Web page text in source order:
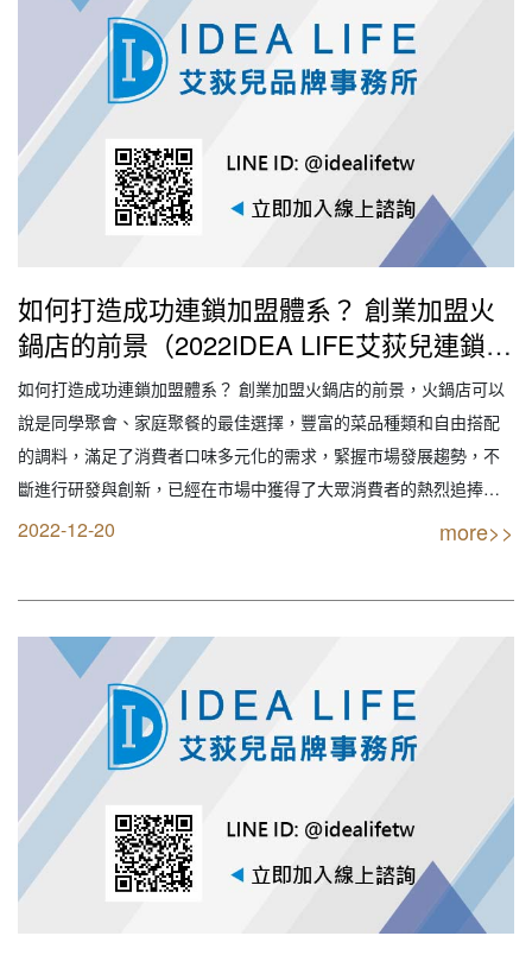
如何打造成功連鎖加盟體系？ 創業加盟火
鍋店的前景（2022IDEA LIFE艾荻兒連鎖品
牌餐飲設計｜創業加盟｜連鎖加盟｜餐飲設
計｜餐飲規劃｜餐飲顧問｜餐飲行銷｜創業
開店餐飲顧問｜餐飲設備商業空間規劃｜線
上創業連鎖加盟設計）
如何打造成功連鎖加盟體系？ 創業加盟火鍋店的前景，火鍋店可以
說是同學聚會、家庭聚餐的最佳選擇，豐富的菜品種類和自由搭配
的調料，滿足了消費者口味多元化的需求，緊握市場發展趨勢，不
斷進行研發與創新，已經在市場中獲得了大眾消費者的熱烈追捧，
不僅為消費者們帶來了特色美食享受，也為投資者們帶來了財富收
2022-12-20 more>>